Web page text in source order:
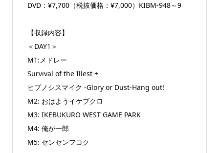
DVD：¥7,700（税抜価格：¥7,000）KIBM-948～9
【収録内容】
＜DAY1＞
M1:メドレー
Survival of the Illest +
ヒプノシスマイク -Glory or Dust-Hang out!
M2: おはようイケブクロ
M3: IKEBUKURO WEST GAME PARK
M4: 俺が一郎
M5: センセンフコク